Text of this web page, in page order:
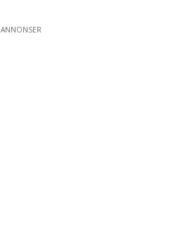
ANNONSER